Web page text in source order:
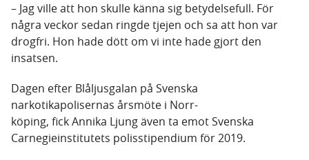
– Jag ville att hon skulle känna sig betydelsefull. För
några veckor sedan ringde tjejen och sa att hon var
drogfri. Hon hade dött om vi inte hade gjort den
insatsen.
Dagen efter Blåljusgalan på Svenska
narkotikapolisernas årsmöte i Norr-
köping, fick Annika Ljung även ta emot Svenska
Carnegieinstitutets polisstipendium för 2019.